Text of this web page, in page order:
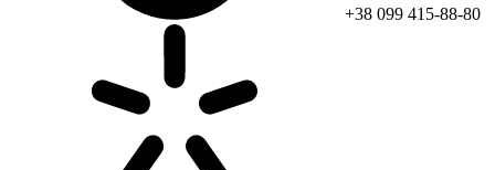
+38 099 415-88-80